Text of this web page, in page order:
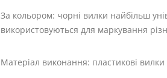
За кольором: чорні вилки найбільш
використовуються для маркування
Матеріал виконання: пластикові